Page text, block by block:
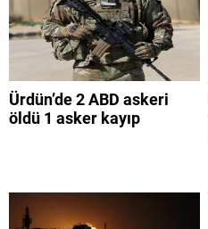
Ürdün’de 2 ABD askeri
öldü 1 asker kayıp